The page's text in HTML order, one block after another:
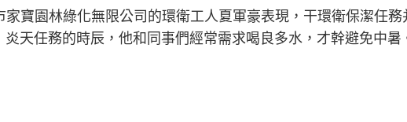
家寶園林綠化無限公司的環衛工人夏軍豪表現，干環衛保潔任務
天任務的時辰，他和同事們經常需求喝良多水，才幹避免中